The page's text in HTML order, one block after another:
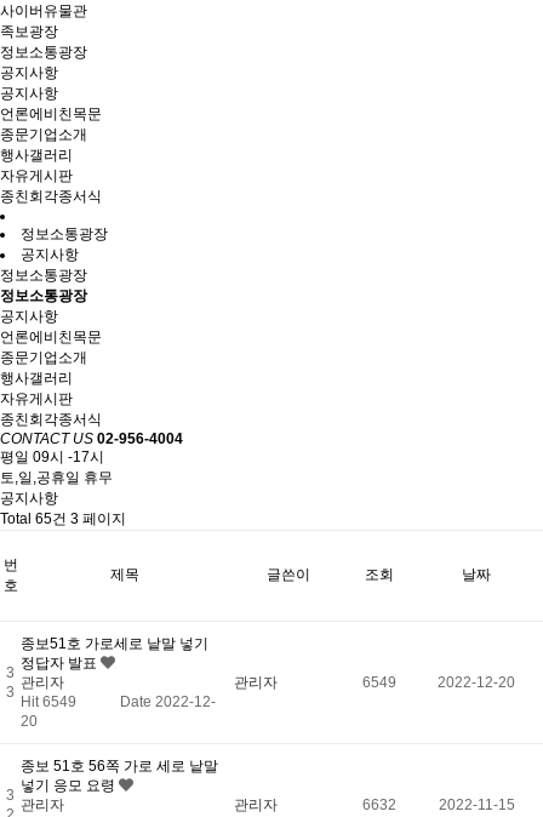
사이버유물관
족보광장
정보소통광장
공지사항
공지사항
언론에비친목문
종문기업소개
행사갤러리
자유게시판
종친회각종서식
정보소통광장
공지사항
정보소통광장
정보소통광장
공지사항
언론에비친목문
종문기업소개
행사갤러리
자유게시판
종친회각종서식
CONTACT US 02-956-4004
평일 09시 -17시
토,일,공휴일 휴무
공지사항
Total 65건 3 페이지
번
호
제목 글쓴이 조회 날짜
3
3
종보51호 가로세로 낱말 넣기
정답자 발표
관리자
Hit 6549
Date 2022-12-
20
관리자 6549 2022-12-20
3
종보 51호 56쪽 가로 세로 낱말
넣기 응모 요령
관리자
관리자 6632 2022-11-15